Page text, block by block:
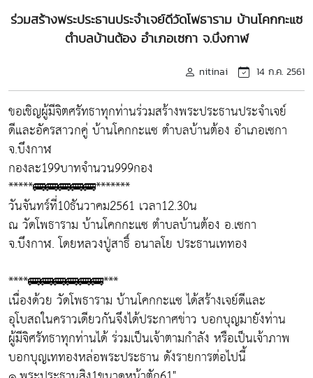
ร่วมสร้างพระประธานประจำเจย์ดีวัดโพธาราม บ้านโคกกะแซ
ตำบลบ้านต้อง อำเภอเซกา จ.บึงกาฬ
nitinai 14 ก.ค. 2561
ขอเชิญผู้มีจิตศรัทธาทุกท่านร่วมสร้างพระประธานประจำเจย์
ดีและอัครสาวกคู่ บ้านโคกกะแซ ตำบลบ้านต้อง อำเภอเซกา
จ.บึงกาฬ
กองละ199บาทจำนวน999กอง
*****🚌🚌🚌🚌🚌*******
วันจันทร์ที่10ธันวาคม2561 เวลา12.30น
ณ วัดโพธาราม บ้านโคกกะแซ ตำบลบ้านต้อง อ.เซกา
จ.บึงกาฬ. โดยหลวงปู่สาธิ์ อนาลโย ประธานเททอง
****🚌🚌🚌🚌🚌🚌***
เนื่องด้วย วัดโพธาราม บ้านโคกกะแซ ได้สร้างเจย์ดีและ
อุโบสถในคราวเดียวกันจึงได้ประกาศข่าว บอกบุญมายังท่าน
ผู้มีจิศรัทธาทุกท่านได้ ร่วมเป็นเจ้าตามกำลัง หรือเป็นเจ้าภาพ
บอกบุญเททองหล่อพระประธาน ดังรายการต่อไปนี้